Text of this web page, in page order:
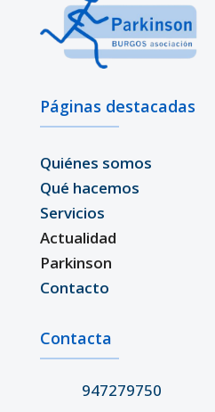
Páginas destacadas
Quiénes somos
Qué hacemos
Servicios
Actualidad
Parkinson
Contacto
Contacta
947279750